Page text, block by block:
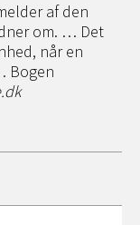
af den
om. … Det
når en
Bogen